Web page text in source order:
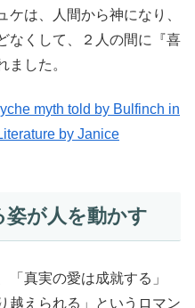
は、人間から神になり、
なくして、２人の間に『喜
ました。
myth told by Bulfinch in
by Janice
が人を動かす
「真実の愛は成就する」
越えられる」というロマン